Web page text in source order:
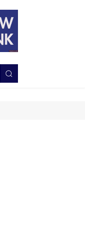
TNI-POLRI